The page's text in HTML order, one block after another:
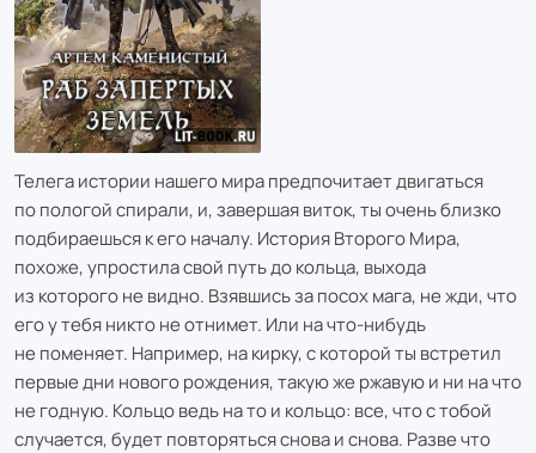
Телега истории нашего мира предпочитает двигаться
по пологой спирали, и, завершая виток, ты очень близко
подбираешься к его началу. История Второго Мира,
похоже, упростила свой путь до кольца, выхода
из которого не видно. Взявшись за посох мага, не жди, что
его у тебя никто не отнимет. Или на что-нибудь
не поменяет. Например, на кирку, с которой ты встретил
первые дни нового рождения, такую же ржавую и ни на что
не годную. Кольцо ведь на то и кольцо: все, что с тобой
случается, будет повторяться снова и снова. Разве что